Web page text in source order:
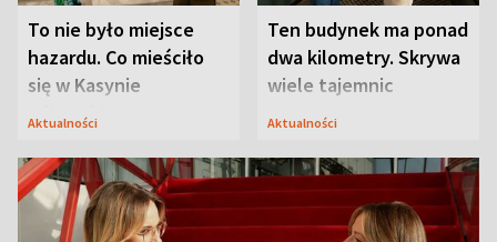
To nie było miejsce
hazardu. Co mieściło
się w Kasynie
Oficerskim?
Aktualności
Ten budynek ma ponad
dwa kilometry. Skrywa
wiele tajemnic
Aktualności